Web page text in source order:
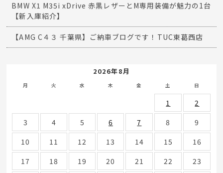
BMW X1 M35i xDrive 赤黒レザーとM専用装備が魅力の1台
【新入庫紹介】
【AMG C４３ 千葉県】ご納車ブログです！TUC東葛西店
2026年8月
月 火 水 木 金 土 日
1
2
3
4 5 6 7 8
9
10
11 12 13 14 15
16
17
18 19 20 21 22
23